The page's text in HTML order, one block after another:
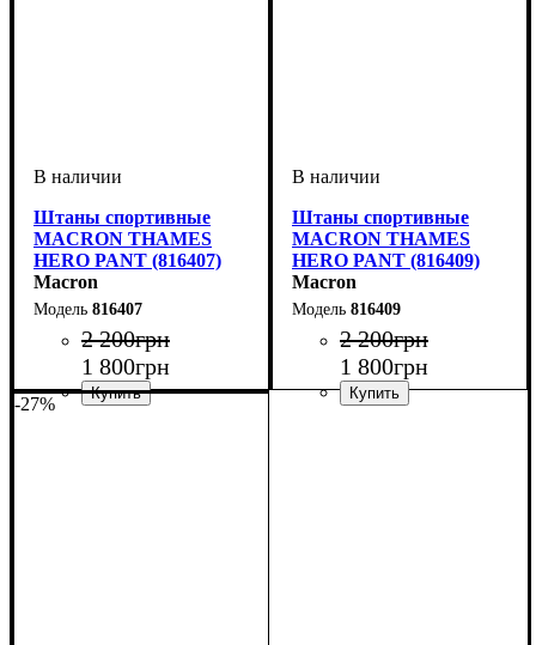
Штаны спортивные
MACRON THAMES
HERO PANT (816407)
Macron
816407
2 200грн
1 800грн
Пол
Производитель
Цвет
Штаны спортивные
MACRON THAMES
HERO PANT (816409)
Macron
816409
2 200грн
1 800грн
-27%